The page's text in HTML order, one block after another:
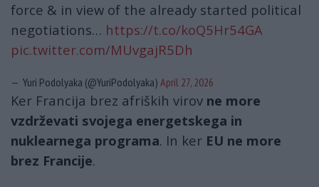
force & in view of the already started political
negotiations… https://t.co/koQ5Hr54GA
pic.twitter.com/MUvgajR5Dh
— Yuri Podolyaka (@YuriPodolyaka) April 27, 2026
Ker Francija brez afriških virov ne more
vzdrževati svojega energetskega in
nuklearnega programa. In ker EU ne more
brez Francije.